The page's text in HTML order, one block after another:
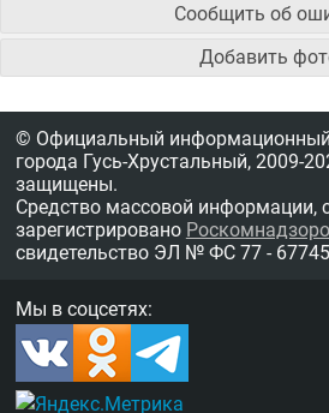
Сообщить об
Добавить
© Официальный информационный
города Гусь-Хрустальный, 2009-
защищены.
Средство массовой информации,
зарегистрировано
свидетельство ЭЛ № ФС 77 - 67745
Мы в соцсетях: